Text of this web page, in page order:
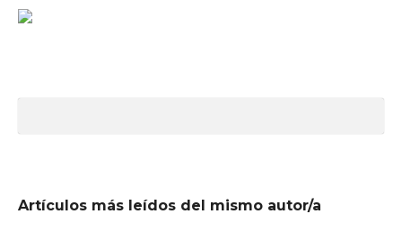
Artículos más leídos del mismo autor/a